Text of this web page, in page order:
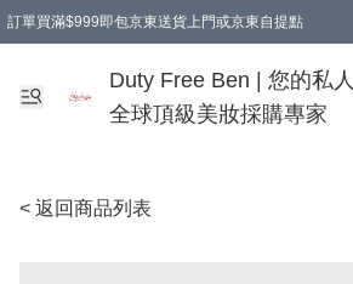
訂單買滿$999即包京東送貨上門或京東自提點
Duty Free Ben | 您的私人
全球頂級美妝採購專家
< 返回商品列表